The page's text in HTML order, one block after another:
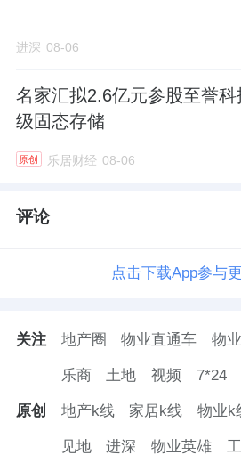
进深 08-06
名家汇拟2.6亿元参股至誉
级固态存储
原创 乐居财经 08-06
评论
点击下载App参与
关注 地产圈 物业直通车 物
乐商 土地 视频 7*24
原创 地产k线 家居k线 物业k
见地 进深 物业英雄